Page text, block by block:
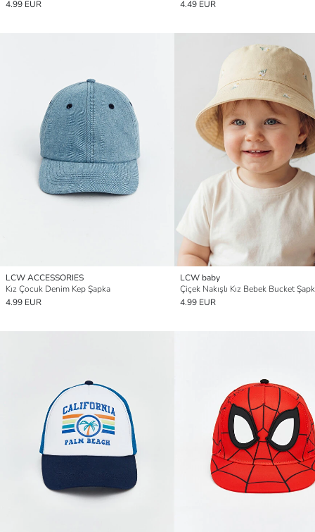
4.99 EUR 4.49 EUR
LCW ACCESSORIES
Kız Çocuk Denim Kep Şapka
4.99 EUR
LCW baby
Çiçek Nakışlı Kız Bebek Bucket
4.99 EUR